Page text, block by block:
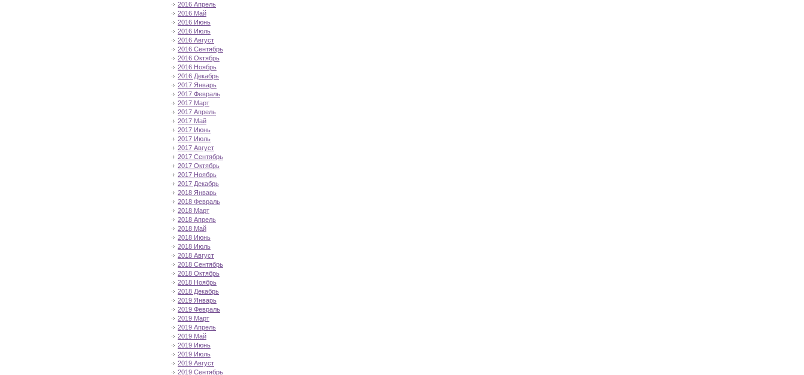
2016 Апрель
2016 Май
2016 Июнь
2016 Июль
2016 Август
2016 Сентябрь
2016 Октябрь
2016 Ноябрь
2016 Декабрь
2017 Январь
2017 Февраль
2017 Март
2017 Апрель
2017 Май
2017 Июнь
2017 Июль
2017 Август
2017 Сентябрь
2017 Октябрь
2017 Ноябрь
2017 Декабрь
2018 Январь
2018 Февраль
2018 Март
2018 Апрель
2018 Май
2018 Июнь
2018 Июль
2018 Август
2018 Сентябрь
2018 Октябрь
2018 Ноябрь
2018 Декабрь
2019 Январь
2019 Февраль
2019 Март
2019 Апрель
2019 Май
2019 Июнь
2019 Июль
2019 Август
2019 Сентябрь